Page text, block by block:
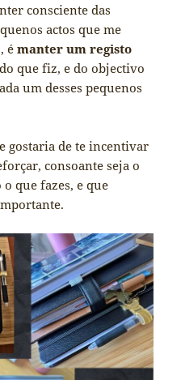
consciente das
actos que me
émanter um registo
que fiz, e do objectivo
um desses pequenos
gostaria de te incentivar
consoante seja o
que fazes, e que